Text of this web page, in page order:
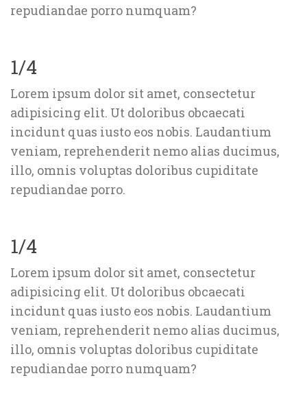
repudiandae porro numquam?
1/4
Lorem ipsum dolor sit amet, consectetur
adipisicing elit. Ut doloribus obcaecati
incidunt quas iusto eos nobis. Laudantium
veniam, reprehenderit nemo alias ducimus,
illo, omnis voluptas doloribus cupiditate
repudiandae porro.
1/4
Lorem ipsum dolor sit amet, consectetur
adipisicing elit. Ut doloribus obcaecati
incidunt quas iusto eos nobis. Laudantium
veniam, reprehenderit nemo alias ducimus,
illo, omnis voluptas doloribus cupiditate
repudiandae porro numquam?